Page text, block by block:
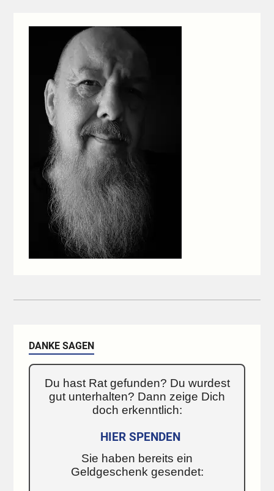
DANKE SAGEN
Du hast Rat gefunden? Du wurdest
gut unterhalten? Dann zeige Dich
doch erkenntlich:
HIER SPENDEN
Sie haben bereits ein
Geldgeschenk gesendet: